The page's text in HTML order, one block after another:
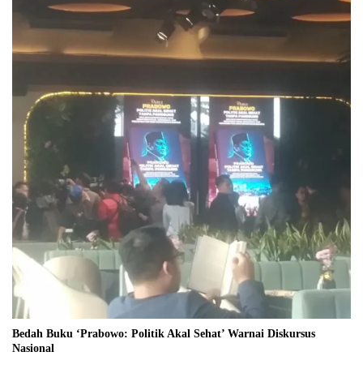
Bedah Buku ‘Prabowo: Politik Akal Sehat’ Warnai Diskursus
Nasional